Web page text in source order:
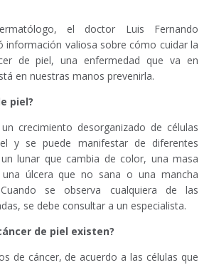
el doctor Luis Fernando
información valiosa sobre cómo cuidar la
de piel, una enfermedad que va en
en nuestras manos prevenirla.
piel?
crecimiento desorganizado de células
y se puede manifestar de diferentes
lunar que cambia de color, una masa
úlcera que no sana o una mancha
se observa cualquiera de las
se debe consultar a un especialista.
de piel existen?
de cáncer, de acuerdo a las células que